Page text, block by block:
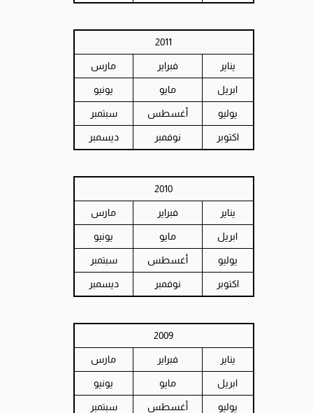
2011
يناير فبراير مارس
ابريل مايو يونيو
يوليو أغسطس سبتمبر
اكتوبر نوفمبر ديسمبر
2010
يناير فبراير مارس
ابريل مايو يونيو
يوليو أغسطس سبتمبر
اكتوبر نوفمبر ديسمبر
2009
يناير فبراير مارس
ابريل مايو يونيو
يوليو أغسطس سبتمبر